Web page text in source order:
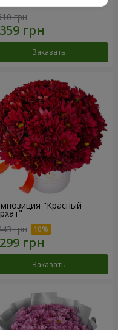
грн
Заказать
"Красный
грн
Заказать